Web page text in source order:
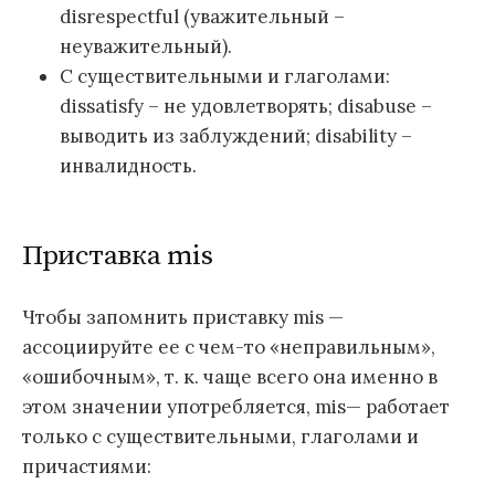
disrespectful (уважительный –
неуважительный).
С существительными и глаголами:
dissatisfy – не удовлетворять; disabuse –
выводить из заблуждений; disability –
инвалидность.
Приставка mis
Чтобы запомнить приставку mis —
ассоциируйте ее с чем-то «неправильным»,
«ошибочным», т. к. чаще всего она именно в
этом значении употребляется, mis— работает
только с существительными, глаголами и
причастиями: